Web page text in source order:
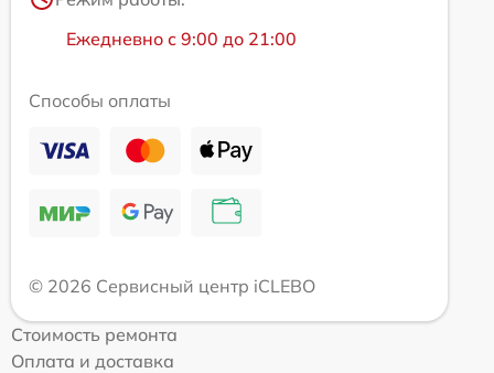
Ежедневно с 9:00 до 21:00
Способы оплаты
© 2026 Сервисный центр iCLEBO
Стоимость ремонта
Оплата и доставка